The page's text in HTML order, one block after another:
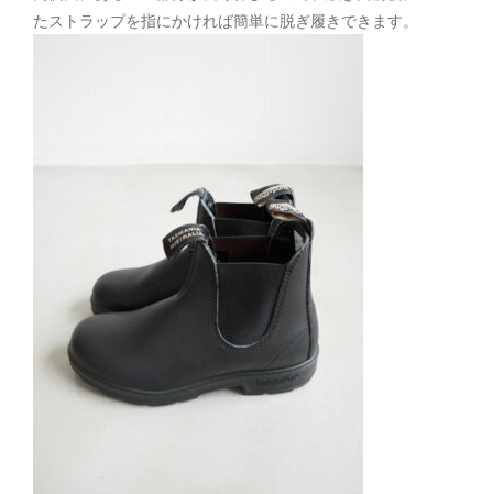
たストラップを指にかければ簡単に脱ぎ履きできます。